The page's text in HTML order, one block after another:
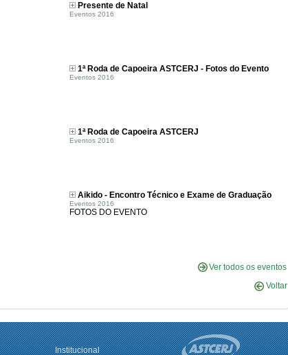
Presente de Natal
Eventos 2016
1ª Roda de Capoeira ASTCERJ - Fotos do Evento
Eventos 2016
1ª Roda de Capoeira ASTCERJ
Eventos 2016
Aikido - Encontro Técnico e Exame de Graduação
Eventos 2016
FOTOS DO EVENTO
Ver todos os eventos
Voltar
Institucional